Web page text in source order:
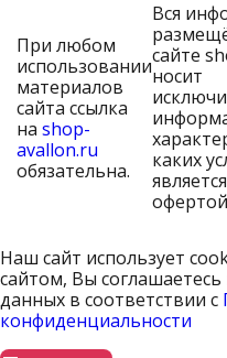
При любом
использовании
материалов
сайта ссылка
на shop-
avallon.ru
обязательна.
Вся
сайте
носит
каких
Наш сайт использует
сайтом, Вы
данных в соответствии с
конфиденциальности